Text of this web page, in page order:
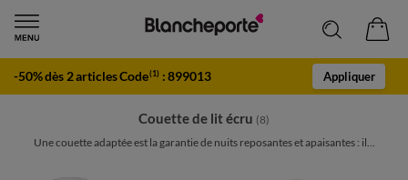
-50% dès 2 articles Code(1) :899013 Appliquer
Couette de lit écru (8)
Une couette adaptée est la garantie de nuits reposantes et apaisantes : il...